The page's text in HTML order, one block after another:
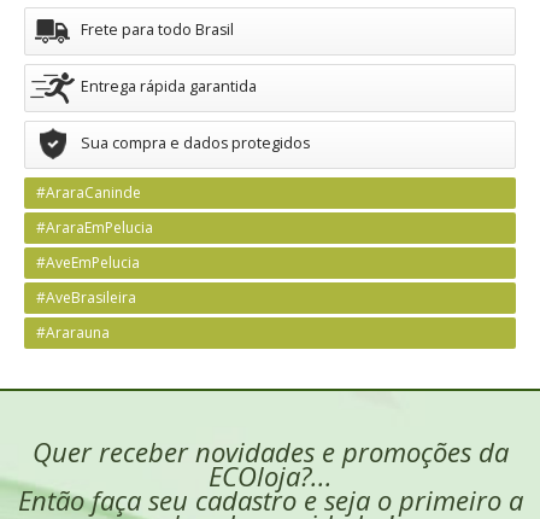
Frete para todo Brasil
Entrega rápida garantida
Sua compra e dados protegidos
#AraraCaninde
#AraraEmPelucia
#AveEmPelucia
#AveBrasileira
#Ararauna
Quer receber novidades e promoções da
ECOloja?...
Então faça seu cadastro e seja o primeiro a